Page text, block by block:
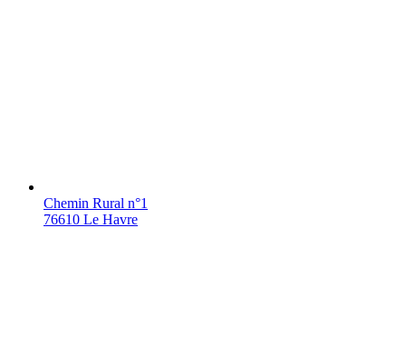
Chemin Rural n°1
76610 Le Havre